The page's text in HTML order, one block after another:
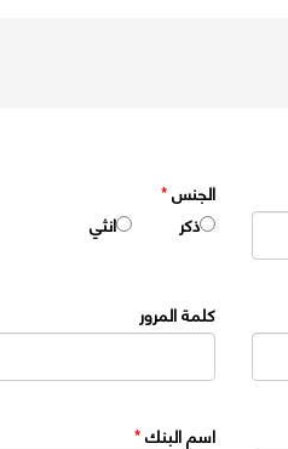
الجنس *
ذكر
انثي
كلمة المرور
اسم البنك *